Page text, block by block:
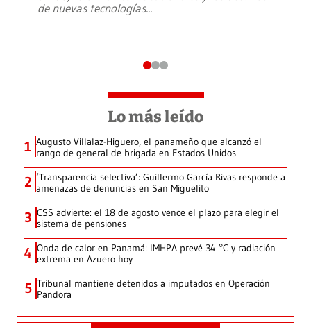
de nuevas tecnologías...
Lo más leído
1 Augusto Villalaz-Higuero, el panameño que alcanzó el
rango de general de brigada en Estados Unidos
2 ‘Transparencia selectiva’: Guillermo García Rivas responde a
amenazas de denuncias en San Miguelito
3 CSS advierte: el 18 de agosto vence el plazo para elegir el
sistema de pensiones
4 Onda de calor en Panamá: IMHPA prevé 34 °C y radiación
extrema en Azuero hoy
5 Tribunal mantiene detenidos a imputados en Operación
Pandora